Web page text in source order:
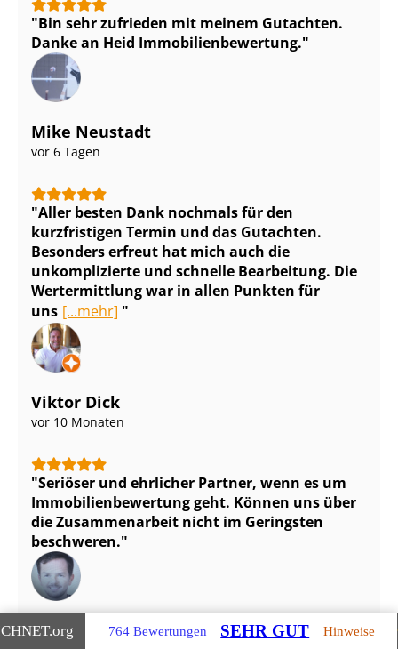
Bin sehr zufrieden mit meinem Gutachten.
Danke an Heid Im­mo­bi­li­en­be­wer­tung.
Mike Neustadt
vor 6 Tagen
Aller besten Dank nochmals für den
kurzfristigen Termin und das Gutachten.
Besonders erfreut hat mich auch die
unkomplizierte und schnelle Bearbeitung. Die
Wertermittlung war in allen Punkten für
uns [...mehr]
Viktor Dick
vor 10 Monaten
Seriöser und ehrlicher Partner, wenn es um
Im­mo­bi­li­en­be­wer­tung geht. Können uns über
die Zusammenarbeit nicht im Geringsten
beschweren.
Bernfried Breyer
.org 764 Bewertungen SEHR GUT Hinweise